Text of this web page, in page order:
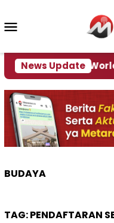
konten
News Update
Rumah World
BUDAYA
TAG:PENDAFTARAN